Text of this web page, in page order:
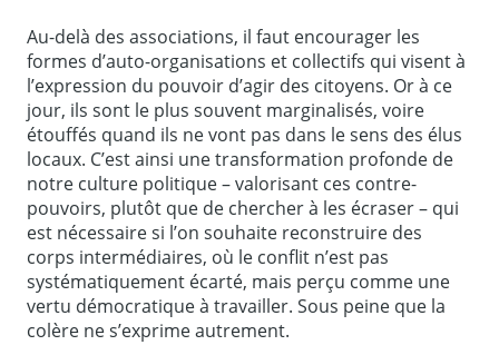
Au-delà des associations, il faut encourager les
formes d’auto-organisations et collectifs qui visent à
l’expression du pouvoir d’agir des citoyens. Or à ce
jour, ils sont le plus souvent marginalisés, voire
étouffés quand ils ne vont pas dans le sens des élus
locaux. C’est ainsi une transformation profonde de
notre culture politique – valorisant ces contre-
pouvoirs, plutôt que de chercher à les écraser – qui
est nécessaire si l’on souhaite reconstruire des
corps intermédiaires, où le conflit n’est pas
systématiquement écarté, mais perçu comme une
vertu démocratique à travailler. Sous peine que la
colère ne s’exprime autrement.